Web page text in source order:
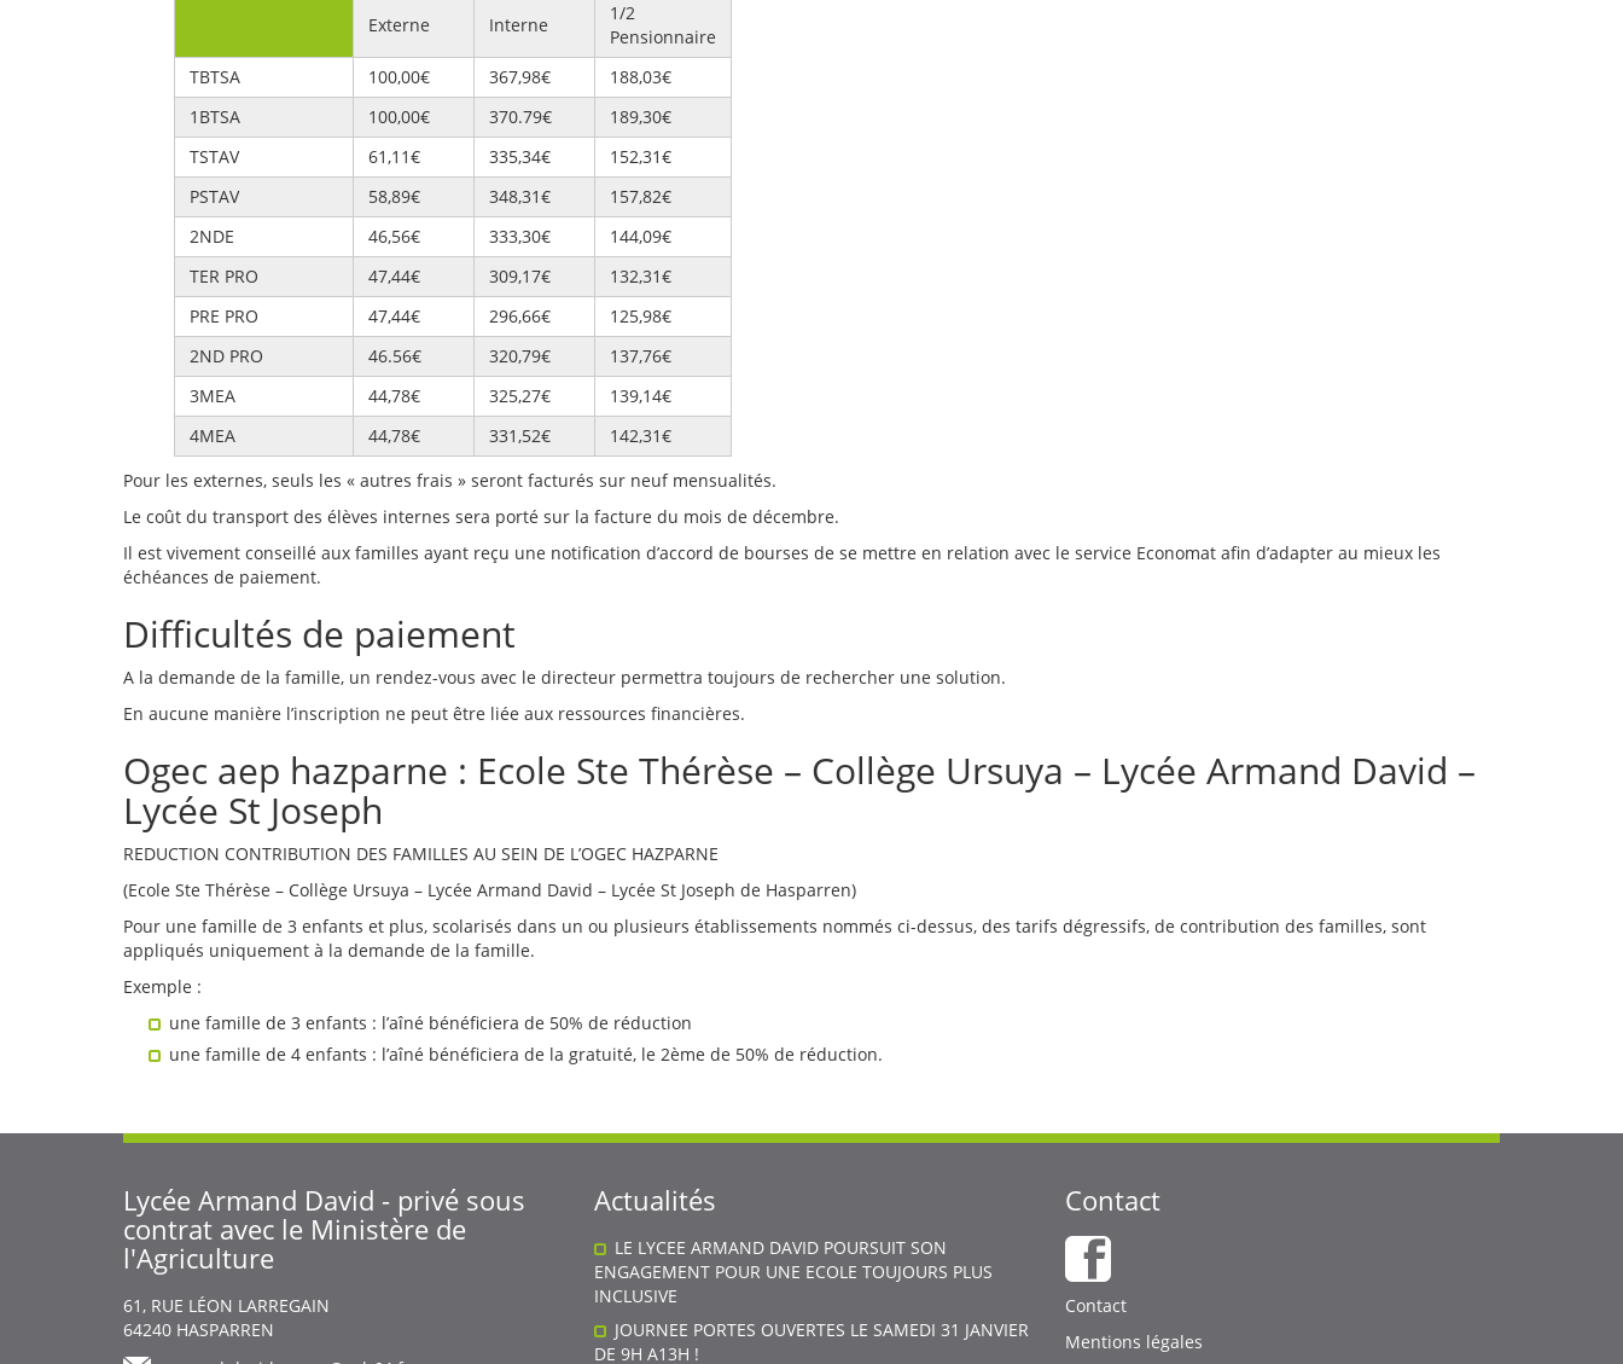
Externe Interne
1/2
Pensionnaire
TBTSA
100,00€ 367,98€
188,03€
1BTSA
100,00€ 370.79€
189,30€
TSTAV
61,11€ 335,34€
152,31€
PSTAV
58,89€ 348,31€
157,82€
2NDE
46,56€ 333,30€
144,09€
TER PRO
47,44€ 309,17€
132,31€
PRE PRO
47,44€ 296,66€
125,98€
2ND PRO
46.56€ 320,79€
137,76€
3MEA
44,78€ 325,27€
139,14€
4MEA
44,78€ 331,52€
142,31€
Pour les externes, seuls les « autres frais » seront facturés sur neuf mensualités.
Le coût du transport des élèves internes sera porté sur la facture du mois de décembre.
Il est vivement conseillé aux familles ayant reçu une notification d’accord de bourses de se mettre en relation avec le service Economat afin d’adapter au mieux les
échéances de paiement.
Difficultés de paiement
A la demande de la famille, un rendez-vous avec le directeur permettra toujours de rechercher une solution.
En aucune manière l’inscription ne peut être liée aux ressources financières.
Ogec aep hazparne : Ecole Ste Thérèse – Collège Ursuya – Lycée Armand David –
Lycée St Joseph
REDUCTION CONTRIBUTION DES FAMILLES AU SEIN DE L’OGEC HAZPARNE
(Ecole Ste Thérèse – Collège Ursuya – Lycée Armand David – Lycée St Joseph de Hasparren)
Pour une famille de 3 enfants et plus, scolarisés dans un ou plusieurs établissements nommés ci-dessus, des tarifs dégressifs, de contribution des familles, sont
appliqués uniquement à la demande de la famille.
Exemple :
une famille de 3 enfants : l’aîné bénéficiera de 50% de réduction
une famille de 4 enfants : l’aîné bénéficiera de la gratuité, le 2ème de 50% de réduction.
Lycée Armand David - privé sous
contrat avec le Ministère de
l'Agriculture
Body
61, RUE LÉON LARREGAIN
64240 HASPARREN
Actualités
LE LYCEE ARMAND DAVID POURSUIT SON
ENGAGEMENT POUR UNE ECOLE TOUJOURS PLUS
INCLUSIVE
JOURNEE PORTES OUVERTES LE SAMEDI 31 JANVIER
DE 9H A13H !
Contact
Body
Contact
Mentions légales